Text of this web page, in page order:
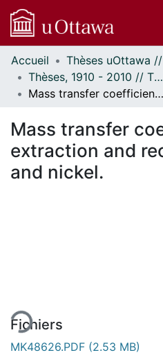
Communautés
et collections
Parcourir
À propos
Accueil
Thèses, 1910 - 2010 // Theses, 1910 - 2010
Mass transfer coefficients in the extraction and recovery of cobalt and nickel.
Mass transfer
extraction and
and nickel.
Fichiers
MK48626.PDF (2.53 MB)